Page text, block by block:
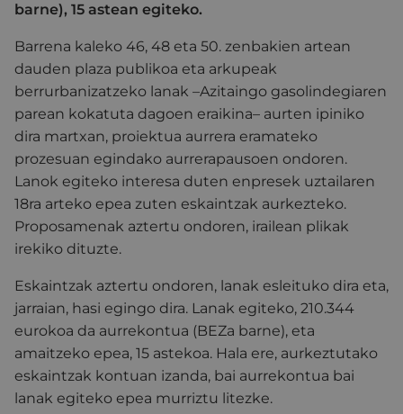
barne), 15 astean egiteko.
Barrena kaleko 46, 48 eta 50. zenbakien artean
dauden plaza publikoa eta arkupeak
berrurbanizatzeko lanak –Azitaingo gasolindegiaren
parean kokatuta dagoen eraikina– aurten ipiniko
dira martxan, proiektua aurrera eramateko
prozesuan egindako aurrerapausoen ondoren.
Lanok egiteko interesa duten enpresek uztailaren
18ra arteko epea zuten eskaintzak aurkezteko.
Proposamenak aztertu ondoren, irailean plikak
irekiko dituzte.
Eskaintzak aztertu ondoren, lanak esleituko dira eta,
jarraian, hasi egingo dira. Lanak egiteko, 210.344
eurokoa da aurrekontua (BEZa barne), eta
amaitzeko epea, 15 astekoa. Hala ere, aurkeztutako
eskaintzak kontuan izanda, bai aurrekontua bai
lanak egiteko epea murriztu litezke.